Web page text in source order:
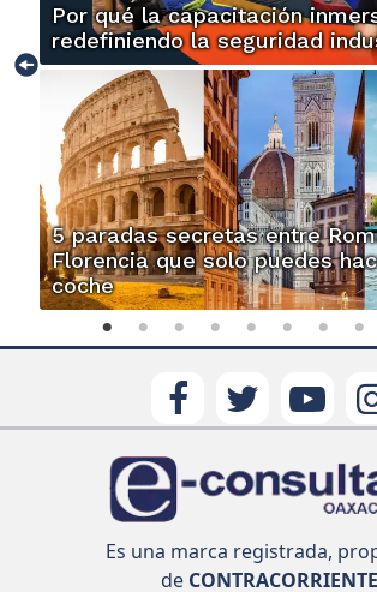
Por qué la capacitación
redefiniendo la seguridad
5 paradas secretas entre
Florencia que solo puedes
coche
Es una marca registrada,
deCONTRACORRIENTE